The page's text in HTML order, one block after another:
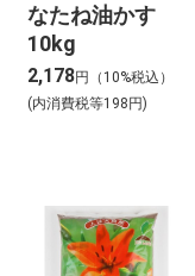
なたね油かす
10kg
2,178円（10%税込）
(内消費税等198円)